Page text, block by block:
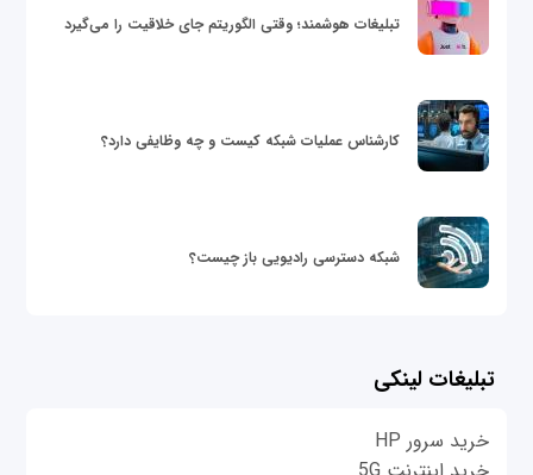
تبلیغات هوشمند؛ وقتی الگوریتم جای خلاقیت را می‌گیرد
کارشناس عملیات شبکه کیست و چه وظایفی دارد؟
شبکه دسترسی رادیویی باز چیست؟
تبلیغات لینکی
خرید سرور HP